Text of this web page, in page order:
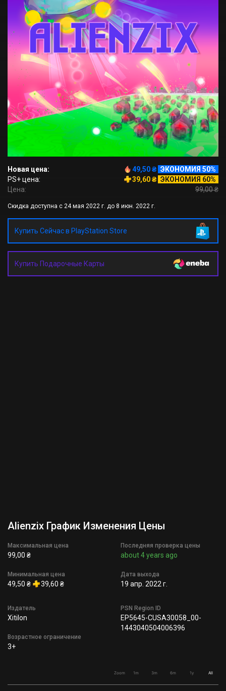
Новая цена: 49,50 ₴ ЭКОНОМИЯ 50%
PS+ цена:
39,60 ₴ ЭКОНОМИЯ 60%
Цена:
99,00 ₴
Скидка доступна с 24 мая 2022 г. до 8 июн. 2022 г.
Купить Сейчас в PlayStation Store
Купить Подарочные Карты
Alienzix График Изменения Цены
Максимальная цена
99,00 ₴
Минимальная цена
49,50 ₴ 39,60 ₴
Последняя проверка цены
about 4 years ago
Дата выхода
19 апр. 2022 г.
Издатель
Xitilon
Возрастное ограничение
3+
PSN Region ID
EP5645-CUSA30058_00-
1443040504006396
Zoom 1m 3m 6m 1y All